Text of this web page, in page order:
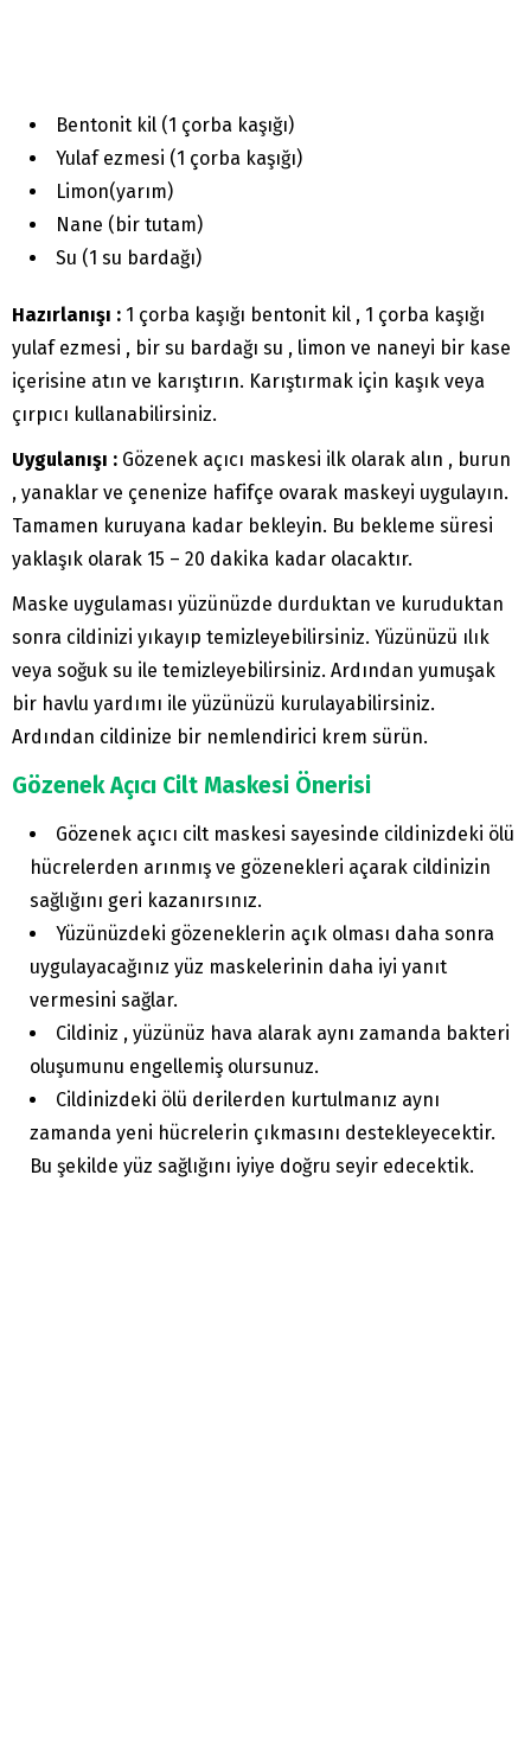
Bentonit kil (1 çorba kaşığı)
Yulaf ezmesi (1 çorba kaşığı)
Limon(yarım)
Nane (bir tutam)
Su (1 su bardağı)
Hazırlanışı : 1 çorba kaşığı bentonit kil , 1 çorba kaşığı
yulaf ezmesi , bir su bardağı su , limon ve naneyi bir kase
içerisine atın ve karıştırın. Karıştırmak için kaşık veya
çırpıcı kullanabilirsiniz.
Uygulanışı : Gözenek açıcı maskesi ilk olarak alın , burun
, yanaklar ve çenenize hafifçe ovarak maskeyi uygulayın.
Tamamen kuruyana kadar bekleyin. Bu bekleme süresi
yaklaşık olarak 15 – 20 dakika kadar olacaktır.
Maske uygulaması yüzünüzde durduktan ve kuruduktan
sonra cildinizi yıkayıp temizleyebilirsiniz. Yüzünüzü ılık
veya soğuk su ile temizleyebilirsiniz. Ardından yumuşak
bir havlu yardımı ile yüzünüzü kurulayabilirsiniz.
Ardından cildinize bir nemlendirici krem sürün.
Gözenek Açıcı Cilt Maskesi Önerisi
Gözenek açıcı cilt maskesi sayesinde cildinizdeki ölü
hücrelerden arınmış ve gözenekleri açarak cildinizin
sağlığını geri kazanırsınız.
Yüzünüzdeki gözeneklerin açık olması daha sonra
uygulayacağınız yüz maskelerinin daha iyi yanıt
vermesini sağlar.
Cildiniz , yüzünüz hava alarak aynı zamanda bakteri
oluşumunu engellemiş olursunuz.
Cildinizdeki ölü derilerden kurtulmanız aynı
zamanda yeni hücrelerin çıkmasını destekleyecektir.
Bu şekilde yüz sağlığını iyiye doğru seyir edecektik.